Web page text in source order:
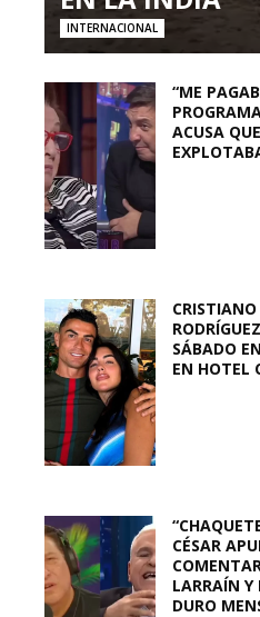
INTERNACIONAL
“ME
ACUSA
SÁBADO
EN HOTEL
CÉSAR
LARRAÍN Y
DURO